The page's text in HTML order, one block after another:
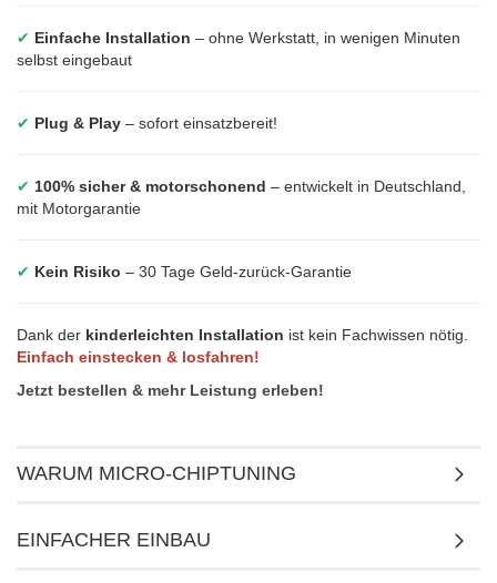
✔ Einfache Installation – ohne Werkstatt, in wenigen Minuten
selbst eingebaut
✔ Plug & Play – sofort einsatzbereit!
✔ 100% sicher & motorschonend – entwickelt in Deutschland,
mit Motorgarantie
✔ Kein Risiko – 30 Tage Geld-zurück-Garantie
Dank der kinderleichten Installation ist kein Fachwissen nötig.
Einfach einstecken & losfahren!
Jetzt bestellen & mehr Leistung erleben!
WARUM MICRO-CHIPTUNING
EINFACHER EINBAU